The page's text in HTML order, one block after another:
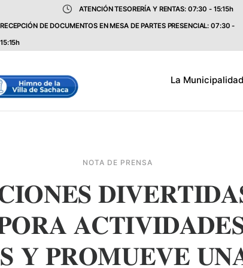
ATENCIÓN TESORERÍA Y RENTAS: 07:30 - 15:15h
RECEPCIÓN DE DOCUMENTOS EN MESA DE PARTES PRESENCIAL: 07:30 -
15:15h
La Municipalidad
NOTA DE PRENSA
𝐘 𝐏𝐑𝐎𝐌𝐔𝐄𝐕𝐄